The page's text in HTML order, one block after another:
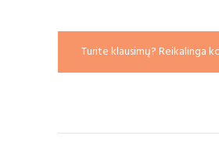
Turite klausimų? Reikalinga